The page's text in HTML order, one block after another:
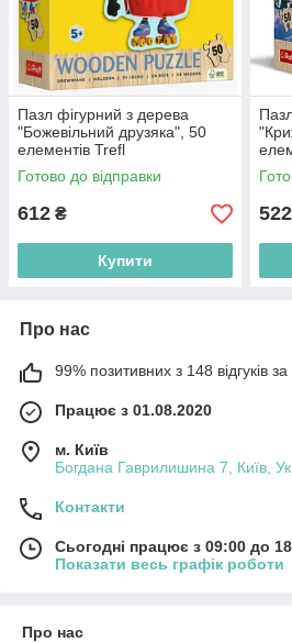
Пазл фігурний з дерева
"Божевільний друзяка", 50
елементів Trefl
(5900511202397)
Готово до відправки
612 ₴
Купити
522
Про нас
99% позитивних з 148 відгуків за
Працює з 01.08.2020
м. Київ
Богдана Гаврилишина 7, Київ,
Контакти
Сьогодні працює з 09:00 до
Показати весь графік роботи
Про нас